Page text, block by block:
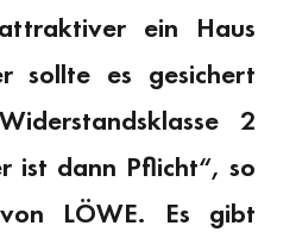
ein Haus
sollte es gesichert
2
ist dann Pflicht“, so
LÖWE. Es gibt